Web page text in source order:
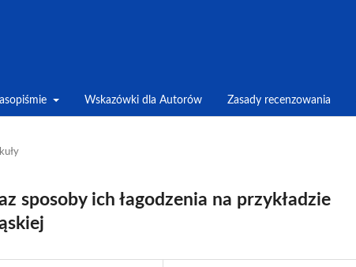
Wskazówki dla Autorów Zasady recenzowania
sposoby ich łagodzenia na przykładzie